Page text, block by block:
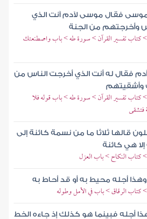
فقال موسى لآدم آنت الذي
وأخرجتهم من الجنة
تفسير القرآن > سورة طه > باب واصطنعتك
فقال له أنت الذي أخرجت الناس من
وأشقيتهم
تفسير القرآن > سورة طه > باب قوله فلا
فتشقى
قالها ثلاثا ما من نسمة كائنة إلى
هي كائنة
النكاح > باب العزل
وهذا أجله محيط به أو قد أحاط به
الرقاق > باب في الأمل وطوله
أجله فبينما هو كذلك إذ جاءه الخط